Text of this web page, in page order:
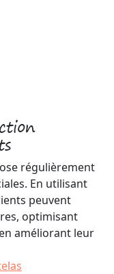
régulièrement
En utilisant
peuvent
optimisant
améliorant leur